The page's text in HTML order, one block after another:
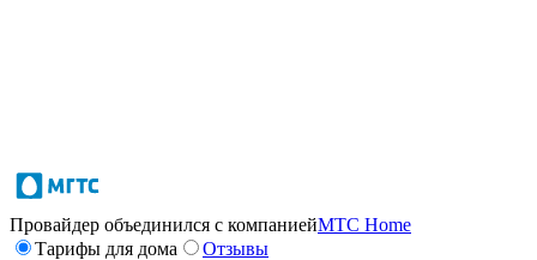
Провайдер объединился с компаниейМТС Home
Тарифы для дома
Отзывы